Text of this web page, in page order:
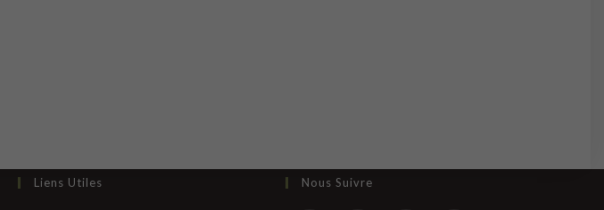
Liens Utiles Nous Suivre